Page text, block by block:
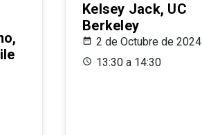
Kelsey Jack, UC
Berkeley
2 de Octubre de 2024
13:30 a 14:30